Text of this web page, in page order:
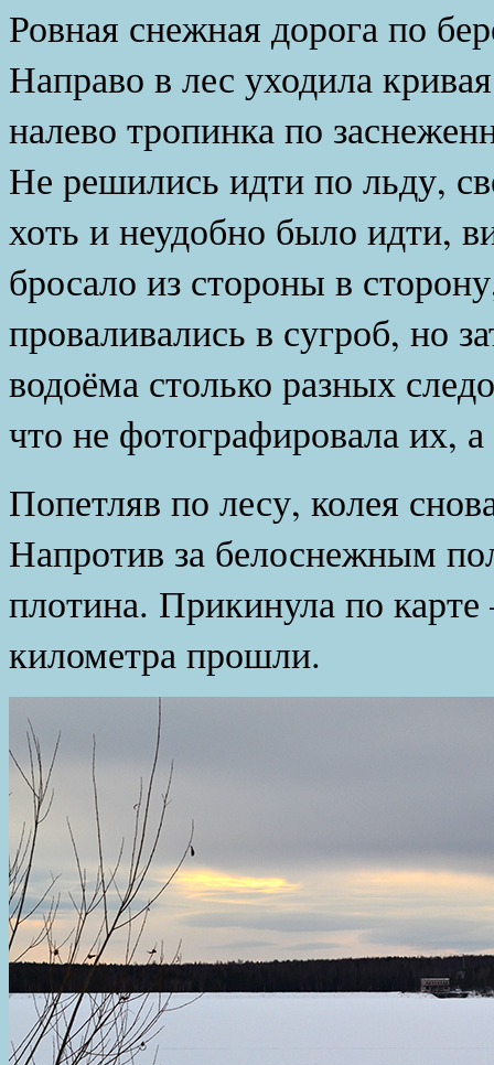
Ровная снежная дорога по
Направо в лес уходила
налево тропинка по
Не решились идти по льду,
хоть и неудобно было идти,
бросало из стороны в
проваливались в сугроб, но
водоёма столько разных
что не фотографировала их,
Попетляв по лесу, колея
Напротив за белоснежным
плотина. Прикинула по
километра прошли.